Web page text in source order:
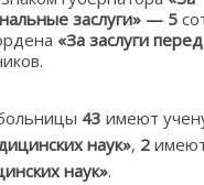
заслуги» — 5
«За заслуги
43 имеют
наук», 2
наук».